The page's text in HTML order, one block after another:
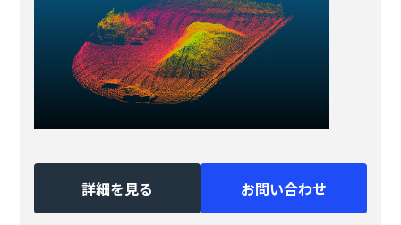
詳細を見る お問い合わせ